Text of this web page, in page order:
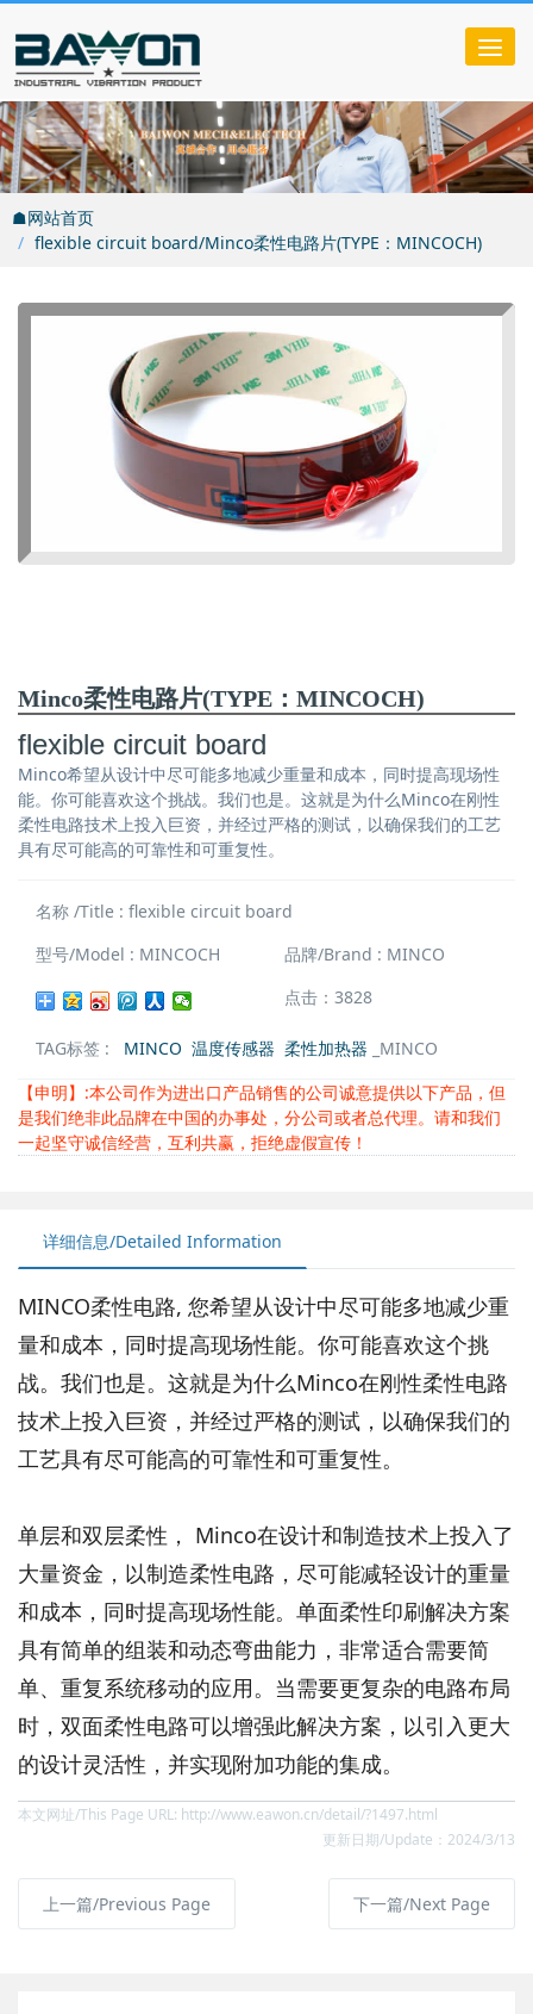
☗网站首页
flexible circuit board/Minco柔性电路片(TYPE：MINCOCH)
Minco柔性电路片(TYPE：MINCOCH)
flexible circuit board
Minco希望从设计中尽可能多地减少重量和成本，同时提高现场性
能。你可能喜欢这个挑战。我们也是。这就是为什么Minco在刚性
柔性电路技术上投入巨资，并经过严格的测试，以确保我们的工艺
具有尽可能高的可靠性和可重复性。
名称 /Title : flexible circuit board
型号/Model : MINCOCH
品牌/Brand : MINCO
点击：3828
TAG标签 : MINCO 温度传感器 柔性加热器 _MINCO
【申明】:本公司作为进出口产品销售的公司诚意提供以下产品，但
是我们绝非此品牌在中国的办事处，分公司或者总代理。请和我们
一起坚守诚信经营，互利共赢，拒绝虚假宣传！
详细信息/Detailed Information
MINCO柔性电路, 您希望从设计中尽可能多地减少重
量和成本，同时提高现场性能。你可能喜欢这个挑
战。我们也是。这就是为什么Minco在刚性柔性电路
技术上投入巨资，并经过严格的测试，以确保我们的
工艺具有尽可能高的可靠性和可重复性。
单层和双层柔性， Minco在设计和制造技术上投入了
大量资金，以制造柔性电路，尽可能减轻设计的重量
和成本，同时提高现场性能。单面柔性印刷解决方案
具有简单的组装和动态弯曲能力，非常适合需要简
单、重复系统移动的应用。当需要更复杂的电路布局
时，双面柔性电路可以增强此解决方案，以引入更大
的设计灵活性，并实现附加功能的集成。
本文网址/This Page URL: http://www.eawon.cn/detail/?1497.html
更新日期/Update：2024/3/13
上一篇/Previous Page 下一篇/Next Page